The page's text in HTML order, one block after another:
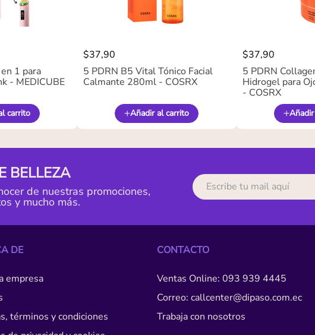
1 para
- MEDICUBE
carrito
$37,90
5 PDRN B5 Vital Tónico Facial
Calmante 280ml - COSRX
Añadir al carrito
$37,90
5 PDRN
Hidrogel para
- COSRX
BELLEZA
de nuestras promociones,
y mucho más.
DE
empresa
términos y condiciones
CONTACTO
Ventas Online: 093 939 4445
Correo: callcenter@dipaso.com.ec
Trabaja con nosotros